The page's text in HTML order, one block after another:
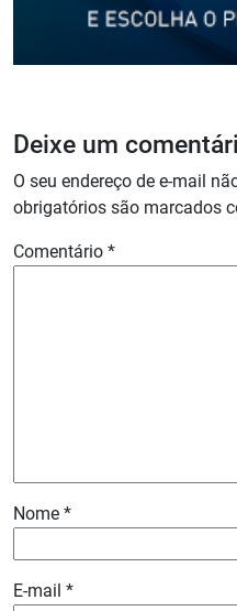
Deixe um
O seu endereço de e-mail
obrigatórios são marcados
Comentário *
Nome *
E-mail *